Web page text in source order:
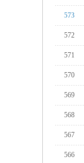
573
572
571
570
569
568
567
566